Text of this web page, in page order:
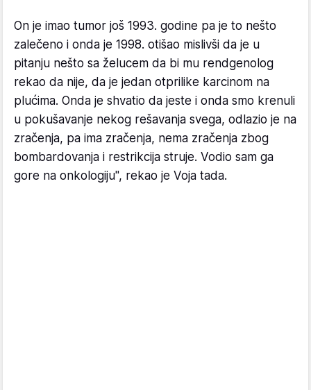
On je imao tumor još 1993. godine pa je to nešto
zalečeno i onda je 1998. otišao mislivši da je u
pitanju nešto sa želucem da bi mu rendgenolog
rekao da nije, da je jedan otprilike karcinom na
plućima. Onda je shvatio da jeste i onda smo krenuli
u pokušavanje nekog rešavanja svega, odlazio je na
zračenja, pa ima zračenja, nema zračenja zbog
bombardovanja i restrikcija struje. Vodio sam ga
gore na onkologiju", rekao je Voja tada.